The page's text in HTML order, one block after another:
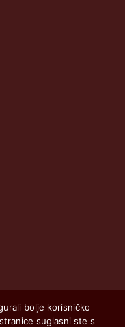
bolje korisničko
suglasni ste s